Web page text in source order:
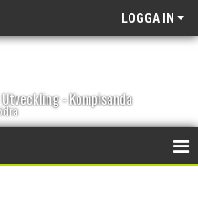
LOGGA IN
- Kompisanda